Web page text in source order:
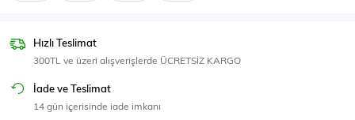
Eşofman Üstü
Hızlı Teslimat
300TL ve üzeri alışverişlerde ÜCRETSİZ KARGO
İade ve Teslimat
14 gün içerisinde iade imkanı